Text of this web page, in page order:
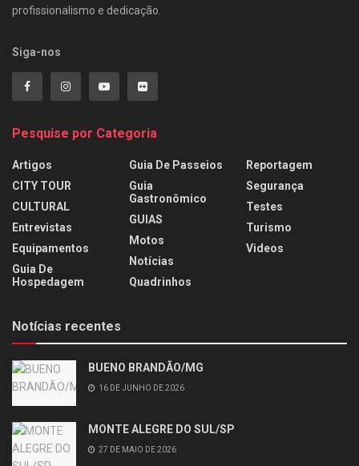
profissionalismo e dedicação.
Siga-nos
Pesquise por Categoria
Artigos
CITY TOUR
CULTURAL
Entrevistas
Equipamentos
Guia De
Hospedagem
Guia De Passeios
Guia
Gastronômico
GUIAS
Motos
Notícias
Quadrinhos
Reportagem
Segurança
Testes
Turismo
Videos
Notícias recentes
BUENO BRANDÃO/MG
16 DE JUNHO DE 2026
MONTE ALEGRE DO SUL/SP
27 DE MAIO DE 2026